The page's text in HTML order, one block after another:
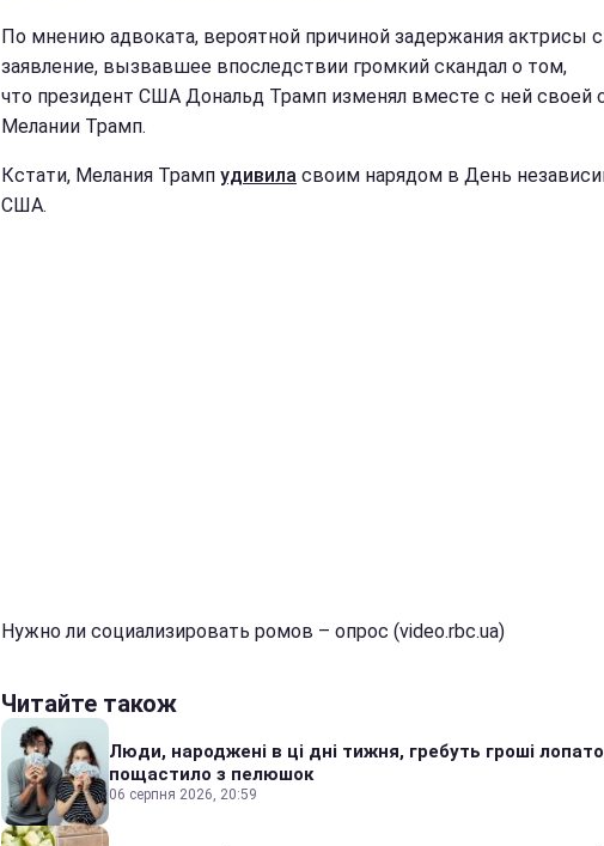
По мнению адвоката, вероятной причиной задержания актрисы
заявление, вызвавшее впоследствии громкий скандал о том,
что президент США Дональд Трамп изменял вместе с ней своей
Мелании Трамп.
Кстати, Мелания Трамп удивила своим нарядом в День
США.
Нужно ли социализировать ромов – опрос (video.rbc.ua)
Читайте також
Люди, народжені в ці дні тижня, гребуть гроші
пощастило з пелюшок
06 серпня 2026, 20:59